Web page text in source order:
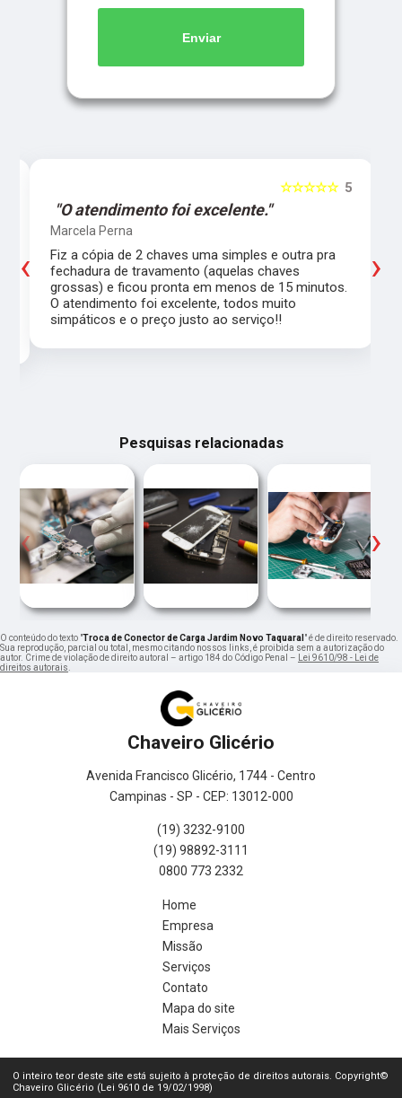
Enviar
5
☆☆☆☆☆
"O atendimento foi excelente."
Marcela Perna
Fiz a cópia de 2 chaves uma simples e outra pra
fechadura de travamento (aquelas chaves
grossas) e ficou pronta em menos de 15 minutos.
O atendimento foi excelente, todos muito
simpáticos e o preço justo ao serviço!!
‹ ›
Pesquisas relacionadas
‹ ›
O conteúdo do texto "Troca de Conector de Carga Jardim Novo Taquaral " é de direito reservado.
Sua reprodução, parcial ou total, mesmo citando nossos links, é proibida sem a autorização do
autor. Crime de violação de direito autoral – artigo 184 do Código Penal –
Lei 9610/98 - Lei de
direitos autorais
Chaveiro Glicério
Avenida Francisco Glicério, 1744 - Centro
Campinas - SP - CEP: 13012-000
(19) 3232-9100
(19) 98892-3111
0800 773 2332
Home
Empresa
Missão
Serviços
Contato
Mapa do site
Mais Serviços
O inteiro teor deste site está sujeito à proteção de direitos autorais. Copyright©
Chaveiro Glicério (Lei 9610 de 19/02/1998)